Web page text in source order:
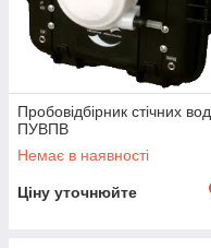
Пробовідбірник стічних вод
ПУВПВ
Немає в наявності
Ціну уточнюйте